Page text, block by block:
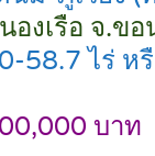
องเรือ จ.ข
58.7 ไร่ ห
บาท